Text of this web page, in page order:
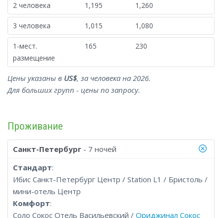
2 человека 1,195 1,260
3 человека 1,015 1,080
1-мест.
размещение
165 230
Цены указаны в US$, за человека на 2026.
Для больших групп - цены по запросу.
Проживание
Санкт-Петербург - 7 ночей
Стандарт:
Ибис Санкт-Петербург Центр / Station L1 / Бристоль /
мини-отель Центр
Комфорт:
Соло Сокос Отель Васильевский / Ориджинал Сокос